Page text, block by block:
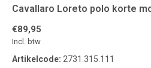
Cavallaro Loreto polo korte
€89,95
Incl. btw
Artikelcode: 2731.315.111